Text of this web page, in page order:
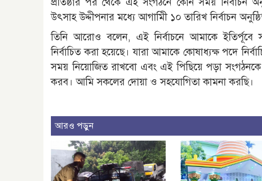
উৎসাহ উদ্দীপনার মধ্যে আগামিী ১০ তারিখ নির্বাচন
তিনি আরোও বলেন, এই নির্বাচনে আমাকে ইতির্পূবে
নির্বাচিত করা হয়েছে। যারা আমাকে কোষাধ্যক্ষ পদে
সময় নিয়োজিত রাখবো এবং এই পিছিয়ে পড়া
করব। আমি সকলের দোয়া ও সহযোগিতা কামনা করছি।
আরও পড়ুন